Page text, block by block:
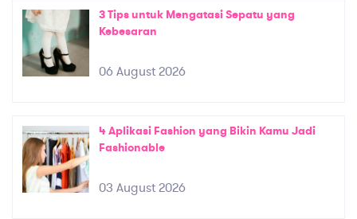
3 Tips untuk Mengatasi Sepatu yang
Kebesaran
06 August 2026
4 Aplikasi Fashion yang Bikin Kamu Jadi
Fashionable
03 August 2026